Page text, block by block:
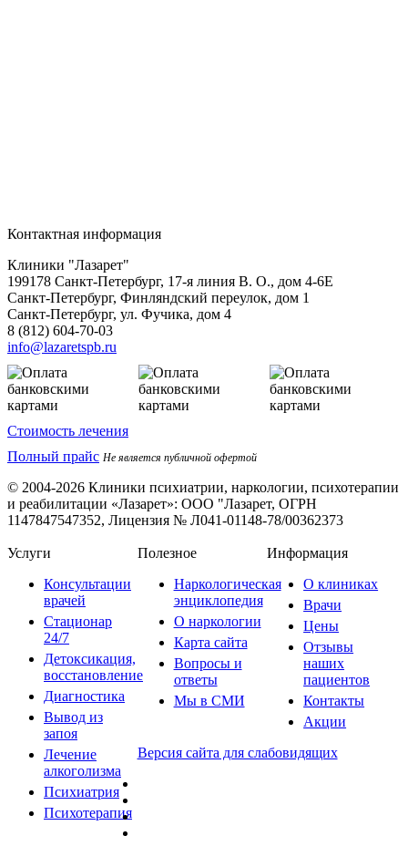
Контактная информация
Клиники "Лазарет"
199178 Санкт-Петербург, 17-я линия В. О., дом 4-6Е
Санкт-Петербург, Финляндский переулок, дом 1
Санкт-Петербург, ул. Фучика, дом 4
8 (812) 604-70-03
info@lazaretspb.ru
Стоимость лечения
Полный прайс Не является публичной офертой
© 2004-2026 Клиники психиатрии, наркологии, психотерапии
и реабилитации «Лазарет»: ООО "Лазарет, ОГРН
1147847547352, Лицензия № Л041-01148-78/00362373
Услуги
Консультации
врачей
Стационар
24/7
Детоксикация,
восстановление
Диагностика
Вывод из
запоя
Лечение
алкоголизма
Психиатрия
Психотерапия
Полезное
Наркологическая
энциклопедия
О наркологии
Карта сайта
Вопросы и
ответы
Мы в СМИ
Информация
О клиниках
Врачи
Цены
Отзывы
наших
пациентов
Контакты
Акции
Версия сайта для слабовидящих